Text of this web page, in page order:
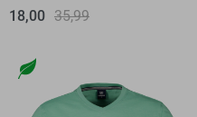
18,00 35,99